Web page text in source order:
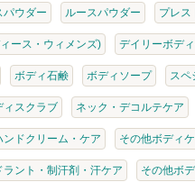
パウダー ルースパウダー プレス
ース・ウィメンズ) デイリーボデ
ボディ石鹸 ボディソープ スペ
ィスクラブ ネック・デコルテケア
ンドクリーム・ケア その他ボディ
ラント・制汗剤・汗ケア その他ボ